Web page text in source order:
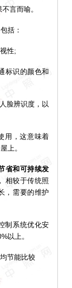
言而喻。
括：
性;
识的颜色和
脸辨识度，以
，这意味着
上。
省和可持续发
相较于传统照
，需要的维护
系统优化安
以上。
节能比较